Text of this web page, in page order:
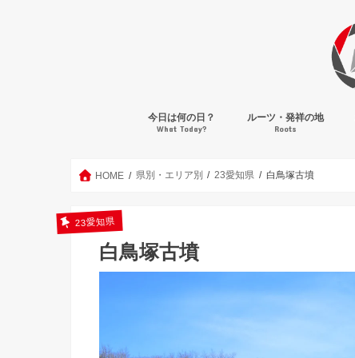
今日は何の日？
What Today?
ルーツ・発祥の地
Roots
HOME 県別・エリア別 23愛知県 白鳥塚古墳
23愛知県
白鳥塚古墳